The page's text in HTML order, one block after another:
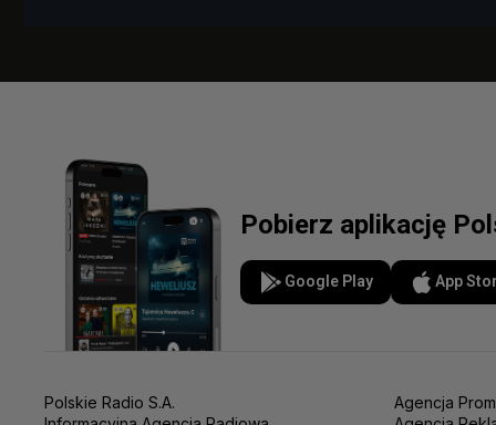
Pobierz aplikację
Google Play App
Polskie Radio S.A.
Agencja